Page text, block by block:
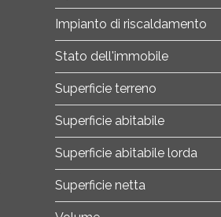
Impianto di riscaldamento
Stato dell'immobile
Superficie terreno
Superficie abitabile
Superficie abitabile lorda
Superficie netta